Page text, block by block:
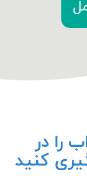
را در
کنید